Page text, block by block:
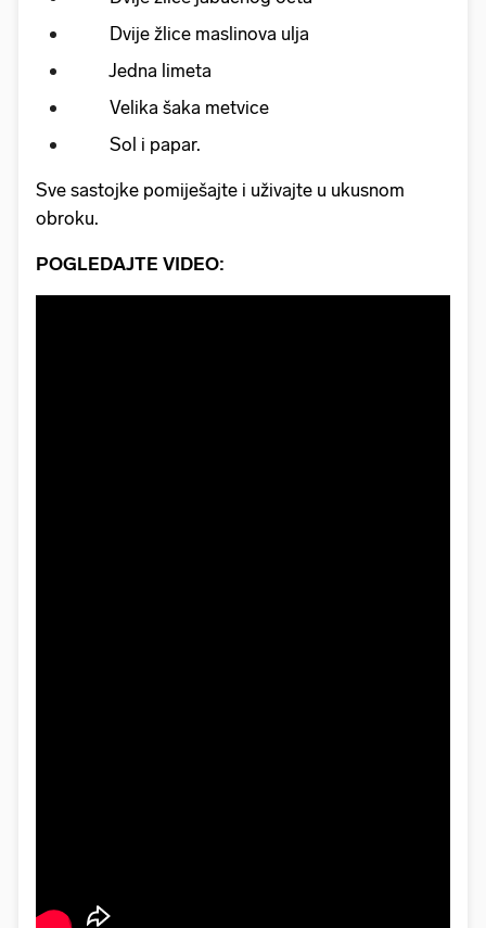
Dvije žlice maslinova ulja
Jedna limeta
Velika šaka metvice
Sol i papar.
Sve sastojke pomiješajte i uživajte u ukusnom
obroku.
POGLEDAJTE VIDEO: